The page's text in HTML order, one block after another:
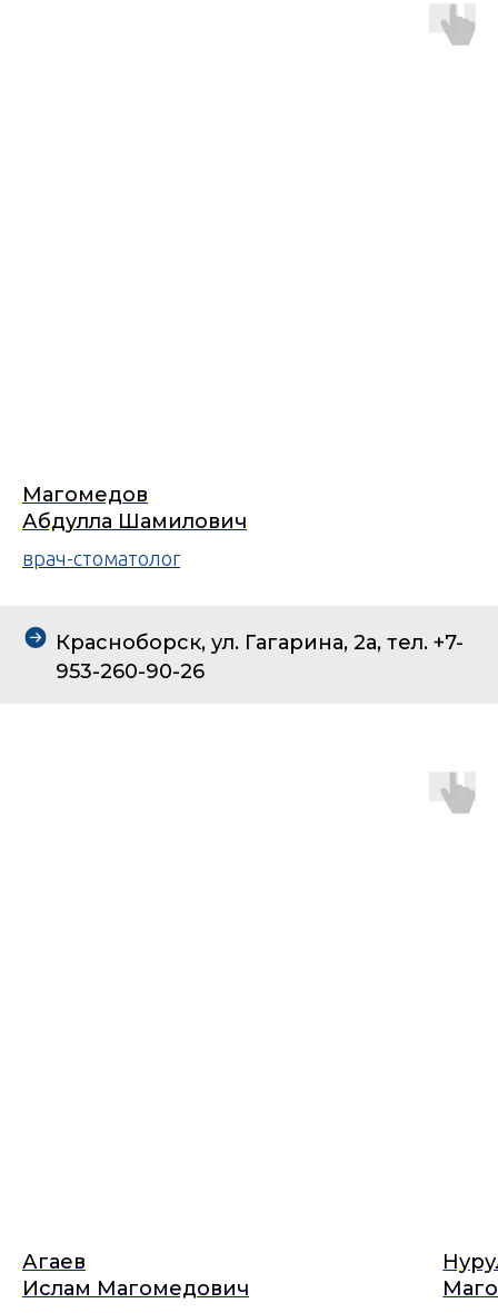
Магомедов
Абдулла Шамилович
врач-стоматолог
Красноборск, ул. Гагарина, 2а, тел. +7-
953-260-90-26
Агаев
Ислам Магомедович